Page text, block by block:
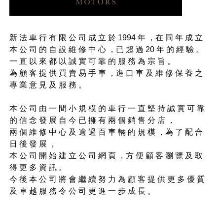
新 法 車 行 有 限 公 司 成 立 於 1994 年 ，在 同 年 成 立
本 公 司 的 自 設 維 修 中 心 ，已 超 過 20 年 的 經 驗 。
一 直 以 來 都 以 誠 實 可 靠 的 服 務 為 宗 旨 。
為 顧 客 提 供 買 賣 易 手 車 ，進 口 車 及 維 修 保 養 之
專 業 意 見 及 服 務 。
本 公 司 由 一 間 小 規 模 的 車 行 一 直 堅 持 誠 實 可 靠
的 信 念 發 展 自 今 已 擁 有 兩 個 銷 售 分 店 ，
兩 個 維 修 中 心 及 逾 過 百 車 輛 的 規 模 ，為 了 配 合
日 後 發 展 ，
本 公 司 開 始 建 立 公 司 網 頁 ，方 便 顧 客 瀏 覽 及 取
得 更 多 資 訊 。
今 後 本 公 司 將 會 繼 續 努 力 為 顧 客 提 供 更 多 優 質
及 卓 越 服 務 令 公 司 更 進 一 步 成 長 。